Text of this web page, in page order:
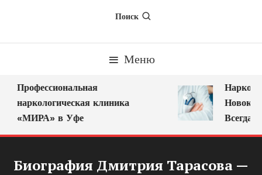
Поиск
Меню
Профессиональная
наркологическая клиника
«МИРА» в Уфе
Всегда
Биография Дмитрия Тарасова —